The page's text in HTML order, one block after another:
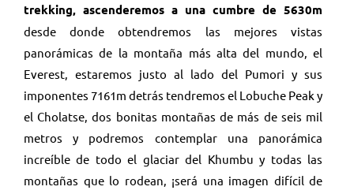
trekking, ascenderemos a una cumbre de 5630m
desde donde obtendremos las mejores vistas
panorámicas de la montaña más alta del mundo, el
Everest, estaremos justo al lado del Pumori y sus
imponentes 7161m detrás tendremos el Lobuche Peak y
el Cholatse, dos bonitas montañas de más de seis mil
metros y podremos contemplar una panorámica
increíble de todo el glaciar del Khumbu y todas las
montañas que lo rodean, ¡será una imagen difícil de